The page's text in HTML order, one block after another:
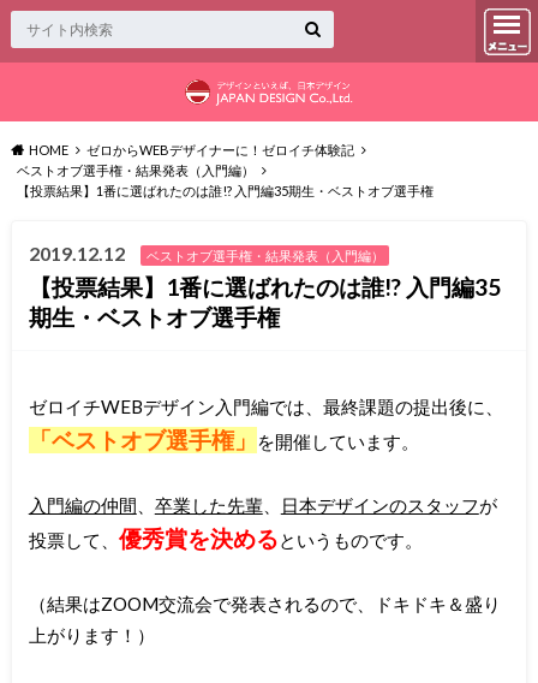
HOME
ゼロからWEBデザイナーに！ゼロイチ体験記
ベストオブ選手権・結果発表（入門編）
【投票結果】1番に選ばれたのは誰!? 入門編35期生・ベストオブ選手権
2019.12.12 ベストオブ選手権・結果発表（入門編）
【投票結果】1番に選ばれたのは誰!? 入門編35
期生・ベストオブ選手権
ゼロイチWEBデザイン入門編では、最終課題の提出後に、
「ベストオブ選手権」 を開催しています。
入門編の仲間 卒業した先輩 日本デザインのスタッフが
投票して、 優秀賞を決めるというものです。
（結果はZOOM交流会で発表されるので、ドキドキ＆盛り
上がります！）